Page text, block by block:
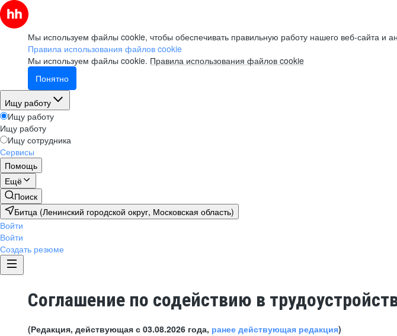
Мы используем файлы cookie, чтобы обеспечивать правильную работу нашего веб-сайта и
Правила использования файлов cookie
Мы используем файлы cookie. Правила использования файлов cookie
Понятно
Ищу работу
Ищу работу
Ищу работу
Ищу сотрудника
Сервисы
Помощь
Ещё
Поиск
Битца (Ленинский городской округ, Московская область)
Войти
Войти
Создать резюме
Соглашение по содействию в
(Редакция, действующая с 03.08.2026 года, ранее действующая редакция)